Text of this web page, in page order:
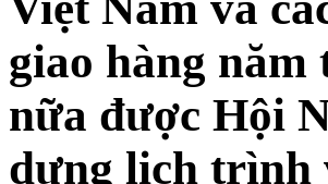
giao hàng
nữa được Hội
dựng lịch trình